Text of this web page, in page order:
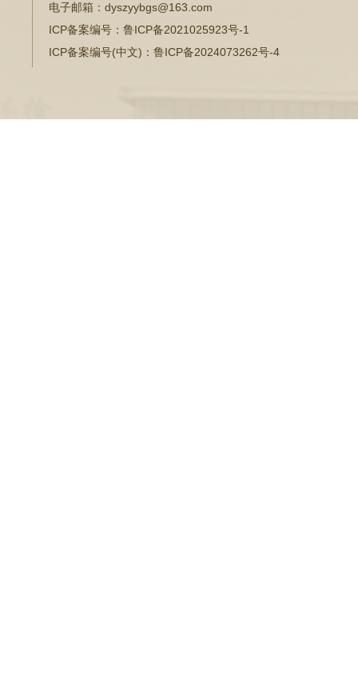
电子邮箱： dyszyybgs@163.com
ICP备案编号： 鲁ICP备2021025923号-1
ICP备案编号(中文)： 鲁ICP备2024073262号-4